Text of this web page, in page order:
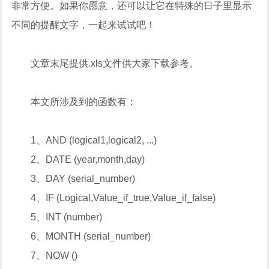
非常方便。如果你愿意，还可以让它在特殊的日子里显示
不同的提醒文字，一起来试试吧！
文章末尾提供.xls文件供大家下载参考。
本文所涉及到的函数有：
1、AND (logical1,logical2, ...)
2、DATE (year,month,day)
3、DAY (serial_number)
4、IF (Logical,Value_if_true,Value_if_false)
5、INT (number)
6、MONTH (serial_number)
7、NOW ()